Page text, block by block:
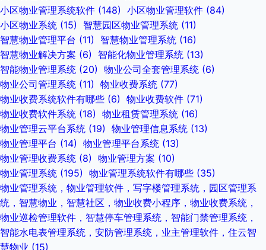
小区物业管理系统软件 (148) 小区物业管理软件 (84)
小区物业系统 (15) 智慧园区物业管理系统 (11)
智慧物业管理平台 (11) 智慧物业管理系统 (16)
智慧物业解决方案 (6) 智能化物业管理系统 (13)
智能物业管理系统 (20) 物业公司全套管理系统 (6)
物业公司管理系统 (11) 物业收费系统 (77)
物业收费系统软件有哪些 (6) 物业收费软件 (71)
物业收费软件系统 (18) 物业租赁管理系统 (16)
物业管理云平台系统 (19) 物业管理信息系统 (13)
物业管理平台 (14) 物业管理平台系统 (13)
物业管理收费系统 (8) 物业管理方案 (10)
物业管理系统 (195) 物业管理系统软件有哪些 (35)
物业管理系统，物业管理软件，写字楼管理系统，园区管理系
统，智慧物业，智慧社区，物业收费小程序，物业收费系统，
物业巡检管理软件，智慧停车管理系统，智能门禁管理系统，
智能水电表管理系统，安防管理系统，业主管理软件，住云智
慧物业 (15)